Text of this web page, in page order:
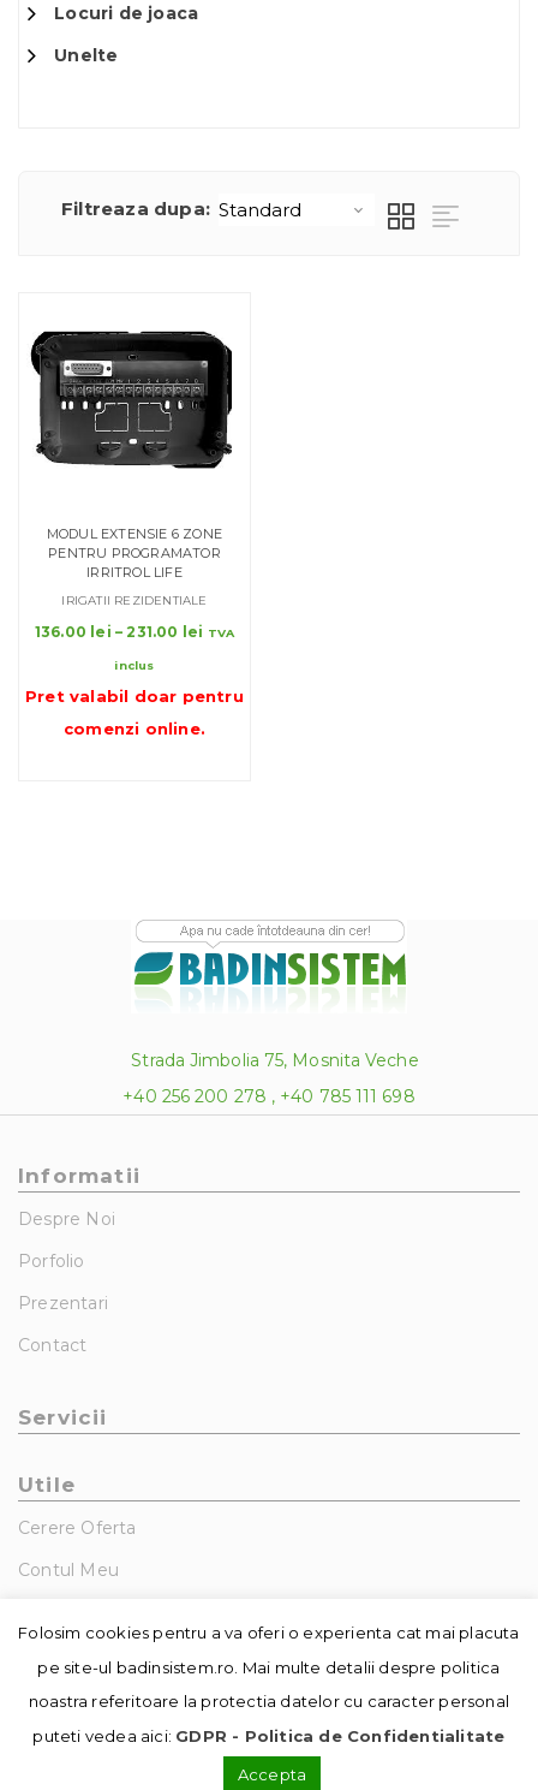
Locuri de joaca
Unelte
Filtreaza dupa:
MODUL EXTENSIE 6 ZONE
PENTRU PROGRAMATOR
IRRITROL LIFE
IRIGATII REZIDENTIALE
136.00 lei – 231.00 lei
136.00 lei
TVA
inclus
Pret valabil doar pentru
comenzi online.
Strada Jimbolia 75, Mosnita Veche
+40 256 200 278 , +40 785 111 698
Informatii
Despre Noi
Porfolio
Prezentari
Contact
Servicii
Utile
Cerere Oferta
Contul Meu
© Copyright - Badin Sistem | realizat de
Folosim cookies pentru a va oferi o experienta cat mai placuta
pe site-ul badinsistem.ro. Mai multe detalii despre politica
noastra referitoare la protectia datelor cu caracter personal
puteti vedea aici: GDPR - Politica de Confidentialitate
Accepta